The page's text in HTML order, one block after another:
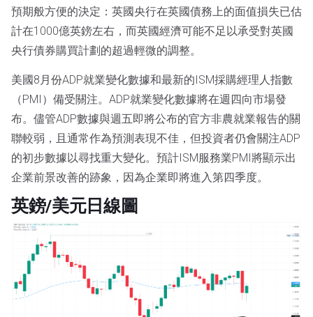
預期般方便的決定：英國央行在英國債務上的面值損失已估
計在1000億英鎊左右，而英國經濟可能不足以承受對英國
央行債券購買計劃的超過輕微的調整。
美國8月份ADP就業變化數據和最新的ISM採購經理人指數
（PMI）備受關注。ADP就業變化數據將在週四向市場發
布。儘管ADP數據與週五即將公布的官方非農就業報告的關
聯較弱，且通常作為預測表現不佳，但投資者仍會關注ADP
的初步數據以尋找重大變化。預計ISM服務業PMI將顯示出
企業前景改善的跡象，因為企業即將進入第四季度。
英鎊/美元日線圖